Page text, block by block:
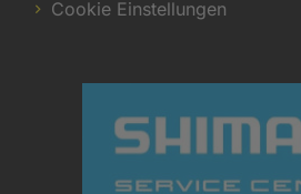
Cookie Einstellungen